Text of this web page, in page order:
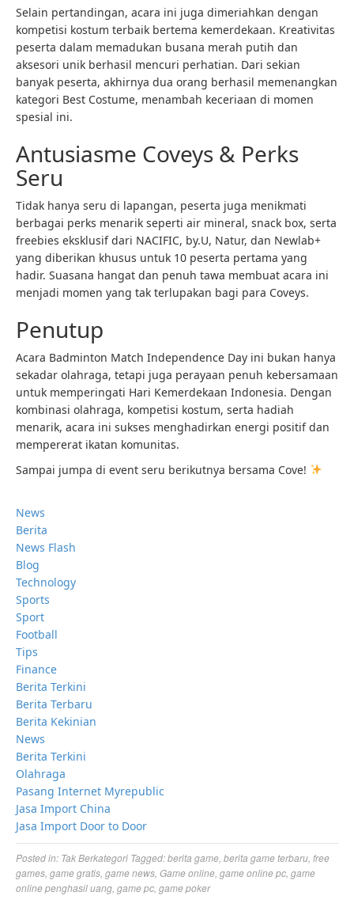
Selain pertandingan, acara ini juga dimeriahkan dengan
kompetisi kostum terbaik bertema kemerdekaan. Kreativitas
peserta dalam memadukan busana merah putih dan
aksesori unik berhasil mencuri perhatian. Dari sekian
banyak peserta, akhirnya dua orang berhasil memenangkan
kategori Best Costume, menambah keceriaan di momen
spesial ini.
Antusiasme Coveys & Perks
Seru
Tidak hanya seru di lapangan, peserta juga menikmati
berbagai perks menarik seperti air mineral, snack box, serta
freebies eksklusif dari NACIFIC, by.U, Natur, dan Newlab+
yang diberikan khusus untuk 10 peserta pertama yang
hadir. Suasana hangat dan penuh tawa membuat acara ini
menjadi momen yang tak terlupakan bagi para Coveys.
Penutup
Acara Badminton Match Independence Day ini bukan hanya
sekadar olahraga, tetapi juga perayaan penuh kebersamaan
untuk memperingati Hari Kemerdekaan Indonesia. Dengan
kombinasi olahraga, kompetisi kostum, serta hadiah
menarik, acara ini sukses menghadirkan energi positif dan
mempererat ikatan komunitas.
Sampai jumpa di event seru berikutnya bersama Cove!
News
Berita
News Flash
Blog
Technology
Sports
Sport
Football
Tips
Finance
Berita Terkini
Berita Terbaru
Berita Kekinian
News
Berita Terkini
Olahraga
Pasang Internet Myrepublic
Jasa Import China
Jasa Import Door to Door
Posted in: Tak Berkategori Tagged:berita game berita game terbaru free
games game gratis game news Game online game online pc game
online penghasil uang game pc game poker